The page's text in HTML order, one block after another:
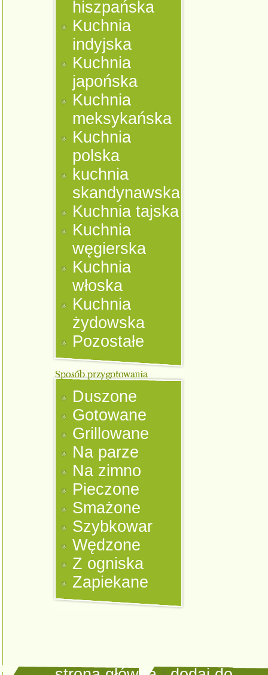
hiszpańska
Kuchnia
indyjska
Kuchnia
japońska
Kuchnia
meksykańska
Kuchnia
polska
kuchnia
skandynawska
Kuchnia tajska
Kuchnia
węgierska
Kuchnia
włoska
Kuchnia
żydowska
Pozostałe
Duszone
Gotowane
Grillowane
Na parze
Na zimno
Pieczone
Smażone
Szybkowar
Wędzone
Z ogniska
Zapiekane